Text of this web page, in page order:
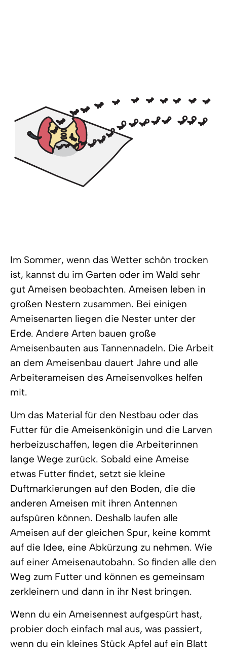
Im Sommer, wenn das Wetter schön trocken
ist, kannst du im Garten oder im Wald sehr
gut Ameisen beobachten. Ameisen leben in
großen Nestern zusammen. Bei einigen
Ameisenarten liegen die Nester unter der
Erde. Andere Arten bauen große
Ameisenbauten aus Tannennadeln. Die Arbeit
an dem Ameisenbau dauert Jahre und alle
Arbeiterameisen des Ameisenvolkes helfen
mit.
Um das Material für den Nestbau oder das
Futter für die Ameisenkönigin und die Larven
herbeizuschaffen, legen die Arbeiterinnen
lange Wege zurück. Sobald eine Ameise
etwas Futter findet, setzt sie kleine
Duftmarkierungen auf den Boden, die die
anderen Ameisen mit ihren Antennen
aufspüren können. Deshalb laufen alle
Ameisen auf der gleichen Spur, keine kommt
auf die Idee, eine Abkürzung zu nehmen. Wie
auf einer Ameisenautobahn. So finden alle den
Weg zum Futter und können es gemeinsam
zerkleinern und dann in ihr Nest bringen.
Wenn du ein Ameisennest aufgespürt hast,
probier doch einfach mal aus, was passiert,
wenn du ein kleines Stück Apfel auf ein Blatt